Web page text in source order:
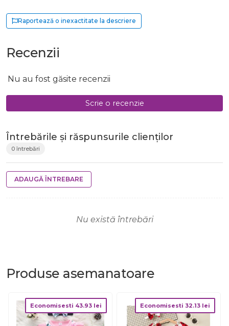
Raportează o inexactitate la descriere
Recenzii
Nu au fost găsite recenzii
Scrie o recenzie
Întrebările și răspunsurile clienților
0 întrebări
ADAUGĂ ÎNTREBARE
Nu există întrebări
Produse asemanatoare
Economisesti 43.93 lei Economisesti 32.13 lei